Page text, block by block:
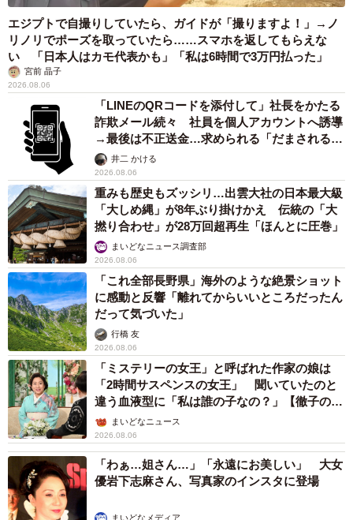
エジプトで自撮りしていたら、ガイドが「撮りますよ！」→ノ
リノリでポーズを取っていたら……スマホを返してもらえな
い 「日本人はカモ代表かも」「私は6時間で3万円払った」
宮前 晶子
2026.08.06
「LINEのQRコードを添付して」社長をかたる
詐欺メール続々 社員を個人アカウントへ誘導
→最後は不正送金…求められる「だまされる前
提」の対策
井二 かける
2026.08.06
重みも歴史もズッシリ…出雲大社の日本最大級
「大しめ縄」が8年ぶり掛けかえ 伝統の「大
撚り合わせ」が28万回超再生「ほんとに圧巻」
まいどなニュース調査部
2026.08.06
「これ全部長野県」海外のような絶景ショット
に感動と反響「離れてからいいところだったん
だって気づいた」
行橋 友
2026.08.06
「ミステリーの女王」と呼ばれた作家の娘は
「2時間サスペンスの女王」 聞いていたのと
違う血液型に「私は誰の子なの？」【徹子の部
屋】まいどなニュース
2026.08.06
「わぁ…姐さん…」「永遠にお美しい」 大女
優岩下志麻さん、写真家のインスタに登場
まいどなメディア